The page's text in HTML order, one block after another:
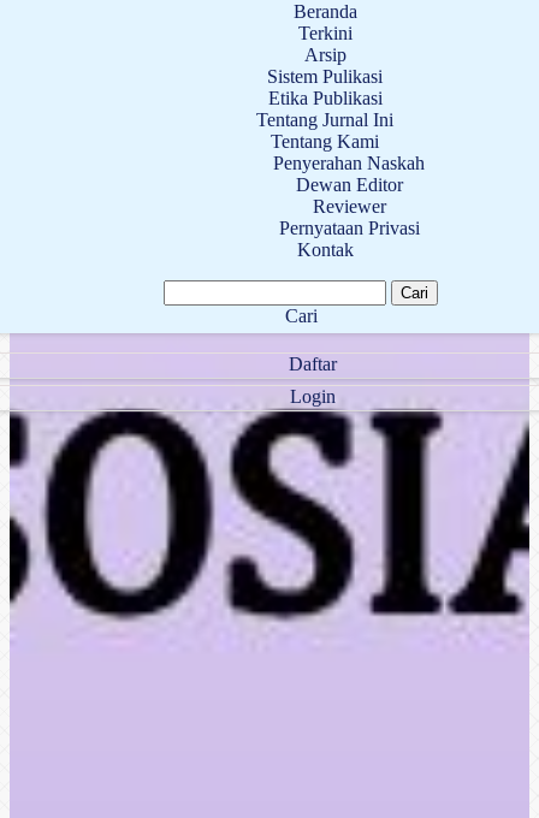
Beranda
Terkini
Arsip
Sistem Pulikasi
Etika Publikasi
Tentang Jurnal Ini
Tentang Kami
Penyerahan Naskah
Dewan Editor
Reviewer
Pernyataan Privasi
Kontak
Cari
Cari
Daftar
Login